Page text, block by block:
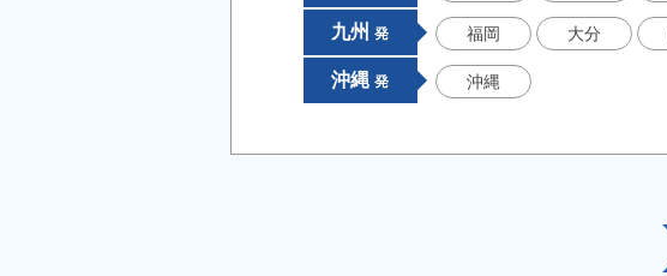
九州発 福岡 大分
沖縄発 沖縄